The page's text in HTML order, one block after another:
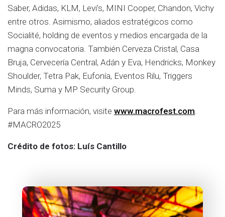
Saber, Adidas, KLM, Levi’s, MINI Cooper, Chandon, Vichy
entre otros. Asimismo, aliados estratégicos como
Socialité, holding de eventos y medios encargada de la
magna convocatoria. También Cerveza Cristal, Casa
Bruja, Cervecería Central, Adán y Eva, Hendricks, Monkey
Shoulder, Tetra Pak, Eufonía, Eventos Rilu, Triggers
Minds, Suma y MP Security Group.
Para más información, visite www.macrofest.com.
#MACRO2025
Crédito de fotos: Luís Cantillo